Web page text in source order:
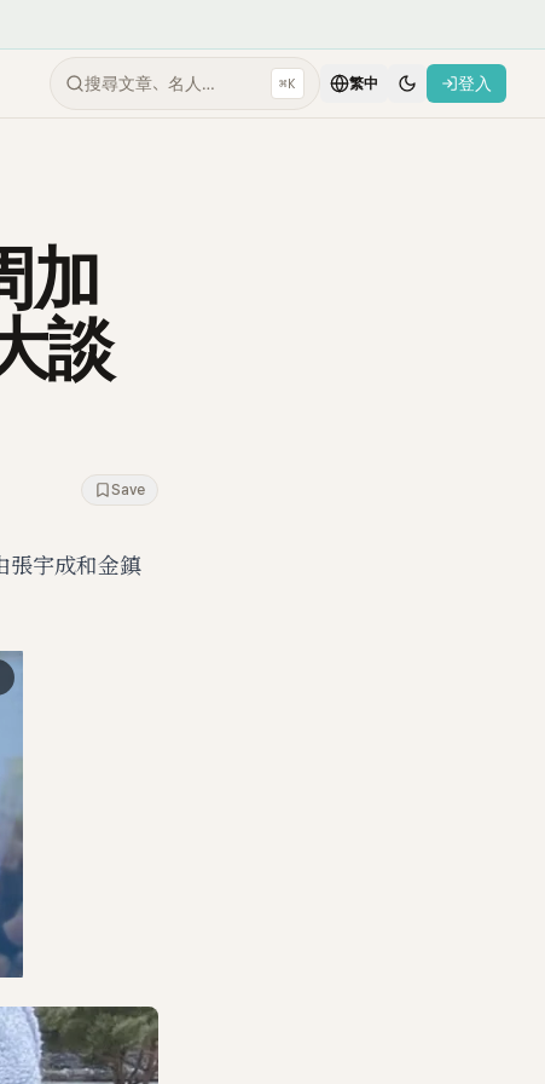
搜尋文章、名人… ⌘K 繁中 登入
加
談
Save
張宇成和金鎮